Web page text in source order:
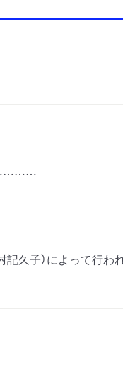
久子）によって行わ